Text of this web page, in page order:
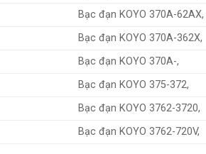
Bạc đạn KOYO 370A-62AX,
Bạc đạn KOYO 370A-362X,
Bạc đạn KOYO 370A-,
Bạc đạn KOYO 375-372,
Bạc đạn KOYO 3762-3720,
Bạc đạn KOYO 3762-720V,